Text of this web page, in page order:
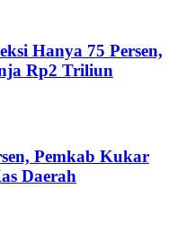
Hanya 75 Persen,
Rp2 Triliun
Pemkab Kukar
Daerah